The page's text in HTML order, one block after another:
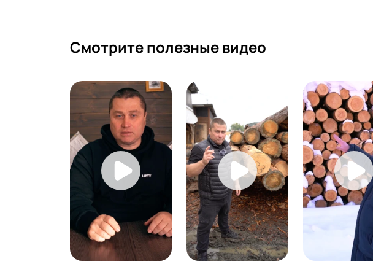
Смотрите полезные видео